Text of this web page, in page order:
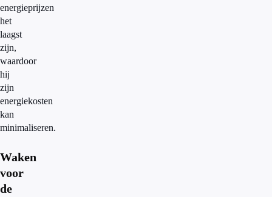
energieprijzen
het
laagst
zijn,
waardoor
hij
zijn
energiekosten
kan
minimaliseren.
Waken
voor
de